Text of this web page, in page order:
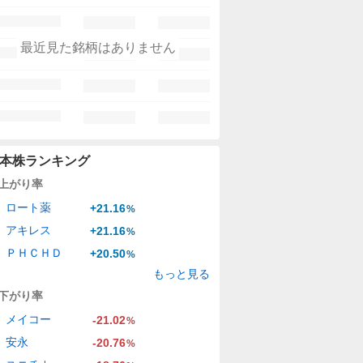
最近見た銘柄はありません
株ランキング
がり率
ロート薬
+21.16%
アキレス +21.16%
ＰＨＣＨＤ +20.50%
もっと見る
がり率
メイコー
-21.02%
安永 -20.76%